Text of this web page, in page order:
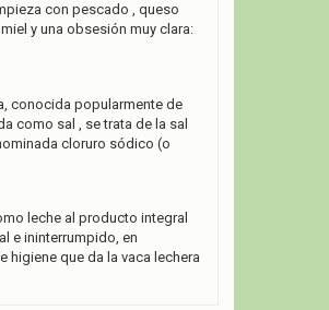
con pescado , queso
y una obsesión muy clara:
conocida popularmente de
como sal , se trata de la sal
cloruro sódico (o
leche al producto integral
e ininterrumpido, en
higiene que da la vaca lechera